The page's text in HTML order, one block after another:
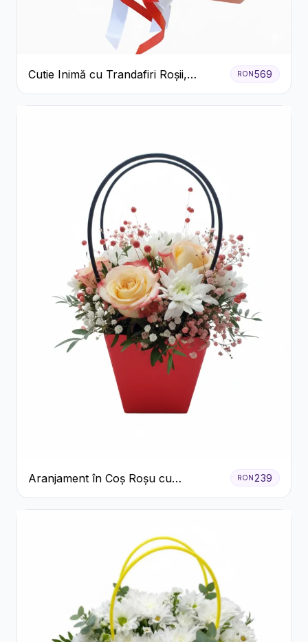
Cutie Inimă cu Trandafiri Roșii,
Crizanteme Albe și Bomboane
Raffaello
RON569
Aranjament în Coș Roșu cu
Trandafiri și Crizanteme Albe
RON239